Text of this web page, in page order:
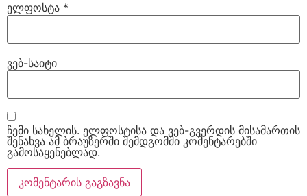
ელფოსტა *
ვებ-საიტი
ჩემი სახელის. ელფოსტისა და ვებ-გვერდის მისამართის
შენახვა ამ ბრაუზერში შემდგომში კომენტარებში
გამოსაყენებლად.